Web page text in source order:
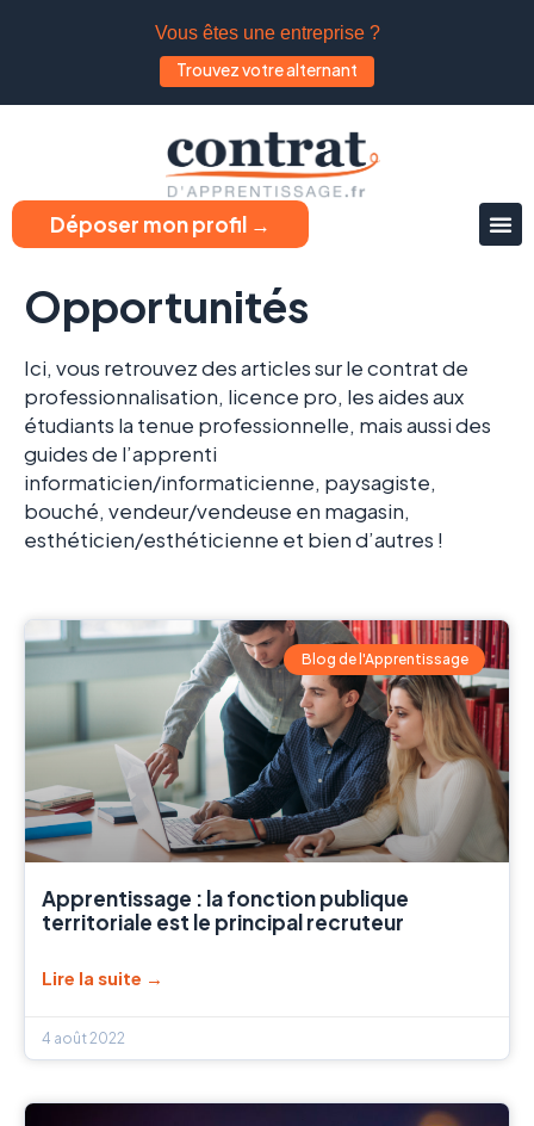
Vous êtes une entreprise ?
Trouvez votre alternant
Déposer mon profil →
Opportunités
Ici, vous retrouvez des articles sur le contrat de
professionnalisation, licence pro, les aides aux
étudiants la tenue professionnelle, mais aussi des
guides de l’apprenti
informaticien/informaticienne, paysagiste,
bouché, vendeur/vendeuse en magasin,
esthéticien/esthéticienne et bien d’autres !
Blog de l'Apprentissage
Apprentissage : la fonction publique
territoriale est le principal recruteur
Lire la suite →
4 août 2022